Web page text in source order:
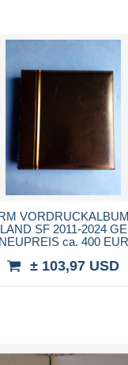
SF 2011-2024
NEUPREIS ca. 400 EUR
± 103,97 USD